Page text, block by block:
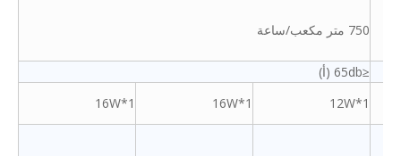
750 متر مكعب/ساعة
≤65db (أ)
12W*1
16W*1
16W*1